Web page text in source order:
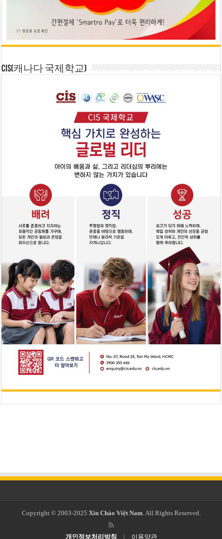
CIS(캐나다 국제학교)
Copyright © 2003-2025 Xin Chào Việt Nam. All Rights Reserved.
개인정보처리방침 | 이용약관